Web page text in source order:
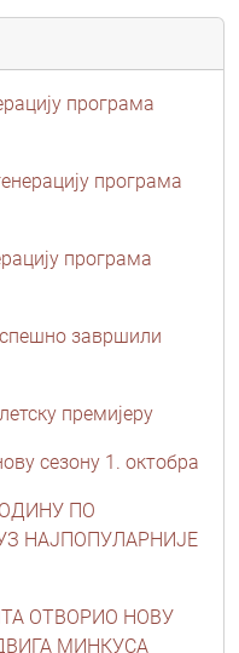
програма
програма
програма
завршили
премијеру
сезону 1. октобра
ПО
НАЈПОПУЛАРНИЈЕ
ОТВОРИО НОВУ
МИНКУСА